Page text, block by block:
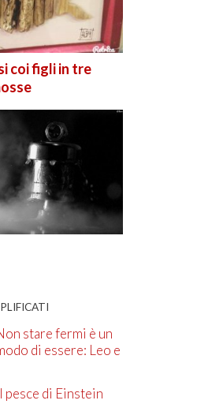
coi figli in tre
stare fermi è un
di essere: Leo e
pesce di Einstein